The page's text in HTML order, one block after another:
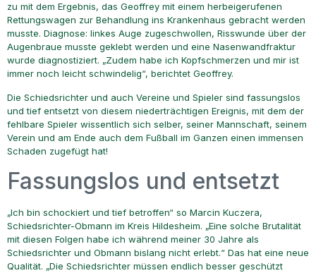
zu mit dem Ergebnis, das Geoffrey mit einem herbeigerufenen
Rettungswagen zur Behandlung ins Krankenhaus gebracht werden
musste. Diagnose: linkes Auge zugeschwollen, Risswunde über der
Augenbraue musste geklebt werden und eine Nasenwandfraktur
wurde diagnostiziert. „Zudem habe ich Kopfschmerzen und mir ist
immer noch leicht schwindelig“, berichtet Geoffrey.
Die Schiedsrichter und auch Vereine und Spieler sind fassungslos
und tief entsetzt von diesem niederträchtigen Ereignis, mit dem der
fehlbare Spieler wissentlich sich selber, seiner Mannschaft, seinem
Verein und am Ende auch dem Fußball im Ganzen einen immensen
Schaden zugefügt hat!
Fassungslos und entsetzt
„Ich bin schockiert und tief betroffen“ so Marcin Kuczera,
Schiedsrichter-Obmann im Kreis Hildesheim. „Eine solche Brutalität
mit diesen Folgen habe ich während meiner 30 Jahre als
Schiedsrichter und Obmann bislang nicht erlebt.“ Das hat eine neue
Qualität. „Die Schiedsrichter müssen endlich besser geschützt